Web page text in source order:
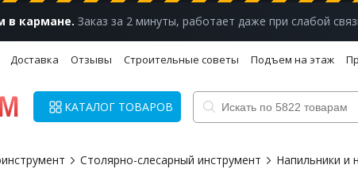
в кармане. Заказ за 2 минуты, работает даже при слабой
Доставка Отзывы Строительные советы Подъем на этаж
КАТАЛОГ ТОВАРОВ
Столярно-слесарный инструмент Напильники и